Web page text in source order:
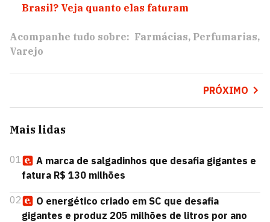
Brasil? Veja quanto elas faturam
Acompanhe tudo sobre: Farmácias Perfumarias
Varejo
PRÓXIMO
Mais lidas
01
A marca de salgadinhos que desafia gigantes e
fatura R$ 130 milhões
02
O energético criado em SC que desafia
gigantes e produz 205 milhões de litros por ano